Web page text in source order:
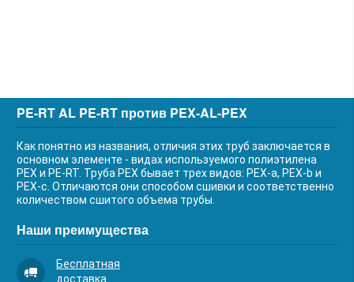
PE-RT AL PE-RT против PEX-AL-PEX
Как понятно из названия, отличия этих труб заключается в
основном элементе - видах используемого полиэтилена
PEX и PE-RT. Труба PEX бывает трех видов: PEX-a, PEX-b и
PEX-c. Отличаются они способом сшивки и соответственно
количеством сшитого объема трубы.
Наши преимущества
Бесплатная
доставка